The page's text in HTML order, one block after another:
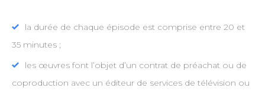
la durée de chaque épisode est comprise entre 20 et
35 minutes ;
les œuvres font l’objet d’un contrat de préachat ou de
coproduction avec un éditeur de services de télévision ou